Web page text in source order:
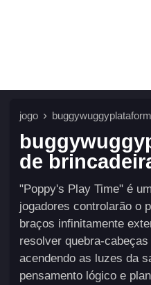
jogo
de
"Poppy's Play Time" é
jogadores controlarão o
braços infinitamente
resolver quebra-
acendendo as luzes da
pensamento lógico e